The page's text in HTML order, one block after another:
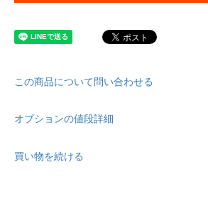
この商品について問い合わせる
オプションの値段詳細
買い物を続ける